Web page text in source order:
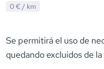
0 € / km
Se permitirá el uso de
quedando excluidos de